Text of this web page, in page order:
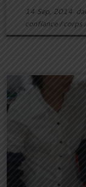
14 Sep, 2014
confiance /corps